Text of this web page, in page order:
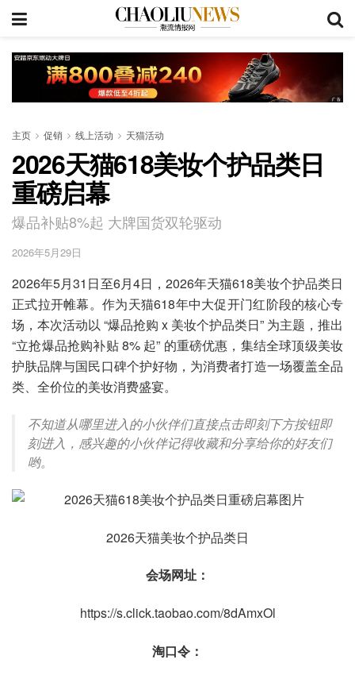
主页 促销 线上活动 天猫活动
2026天猫618美妆个护品类日
重磅启幕
爆品补贴8%起 大牌国货双轮驱动
2026年5月29日
2026年5月31日至6月4日，2026年天猫618美妆个护品类日
正式拉开帷幕。作为天猫618年中大促开门红阶段的核心专
场，本次活动以 “爆品抢购 x 美妆个护品类日” 为主题，推出
“立抢爆品抢购补贴 8% 起” 的重磅优惠，集结全球顶级美妆
护肤品牌与国民口碑个护好物，为消费者打造一场覆盖全品
类、全价位的美妆消费盛宴。
不知道从哪里进入的小伙伴们直接点击即刻下方按钮即
刻进入，感兴趣的小伙伴记得收藏和分享给你的好友们
哟。
2026天猫美妆个护品类日
会场网址：
https://s.click.taobao.com/8dAmxOl
淘口令：